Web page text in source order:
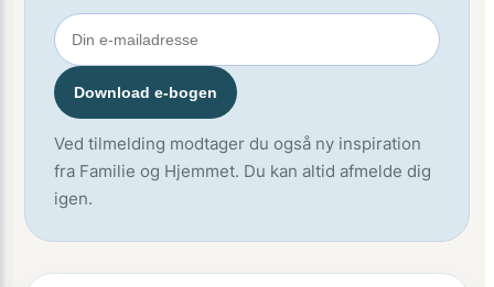
Download e-bogen
Ved tilmelding modtager du også ny inspiration
fra Familie og Hjemmet. Du kan altid afmelde dig
igen.